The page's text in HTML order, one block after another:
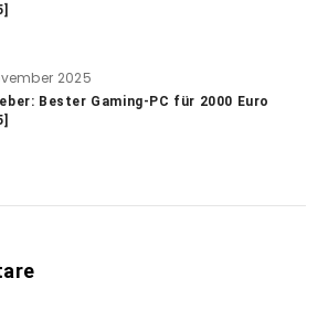
2025
Bester Gaming-PC für 2000 Euro